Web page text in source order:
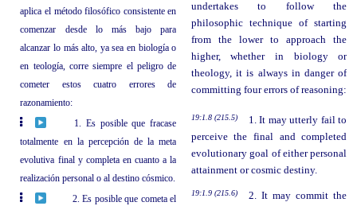
aplica el método filosófico consistente en
comenzar desde lo más bajo para
alcanzar lo más alto, ya sea en biología o
en teología, corre siempre el peligro de
cometer estos cuatro errores de
razonamiento:
undertakes to follow the
philosophic technique of starting
from the lower to approach the
higher, whether in biology or
theology, it is always in danger of
committing four errors of reasoning:
1. Es posible que fracase
totalmente en la percepción de la meta
evolutiva final y completa en cuanto a la
realización personal o al destino cósmico.
19:1.8 (215.5)
1. It may utterly fail to
perceive the final and completed
evolutionary goal of either personal
attainment or cosmic destiny.
2. Es posible que cometa el
19:1.9 (215.6)
2. It may commit the